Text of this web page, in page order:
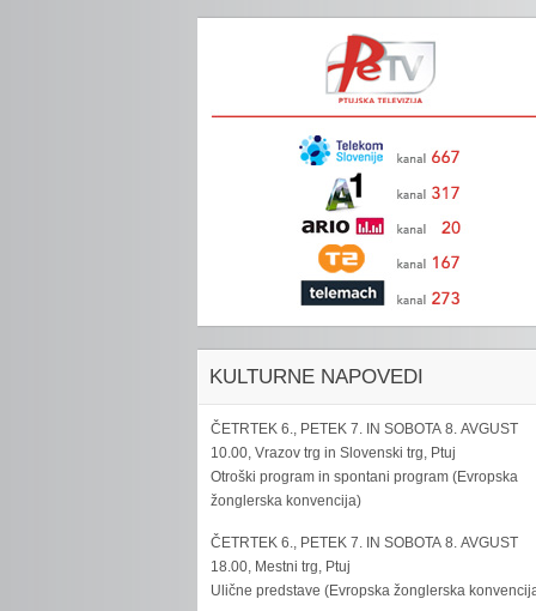
KULTURNE NAPOVEDI
ČETRTEK 6., PETEK 7. IN SOBOTA 8. AVGUST
10.00, Vrazov trg in Slovenski trg, Ptuj
Otroški program in spontani program (Evropska
žonglerska konvencija)
ČETRTEK 6., PETEK 7. IN SOBOTA 8. AVGUST
18.00, Mestni trg, Ptuj
Ulične predstave (Evropska žonglerska